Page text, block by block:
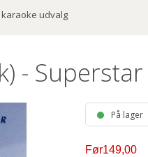
udvalg
- Superstar
På lager
Før149,00